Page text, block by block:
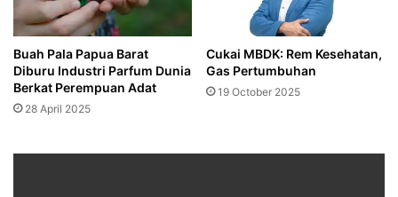
Buah Pala Papua Barat
Diburu Industri Parfum Dunia
Berkat Perempuan Adat
28 April 2025
Cukai MBDK: Rem Kesehatan,
Gas Pertumbuhan
19 October 2025